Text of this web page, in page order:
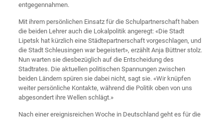
entgegennahmen.
Mit ihrem persönlichen Einsatz für die Schulpartnerschaft haben
die beiden Lehrer auch die Lokalpolitik angeregt: «Die Stadt
Lipetsk hat kürzlich eine Städtepartnerschaft vorgeschlagen, und
die Stadt Schleusingen war begeistert», erzählt Anja Büttner stolz.
Nun warten sie diesbezüglich auf die Entscheidung des
Stadtrates. Die aktuellen politischen Spannungen zwischen
beiden Ländern spüren sie dabei nicht, sagt sie. «Wir knüpfen
weiter persönliche Kontakte, während die Politik oben von uns
abgesondert ihre Wellen schlägt.»
Nach einer ereignisreichen Woche in Deutschland geht es für die